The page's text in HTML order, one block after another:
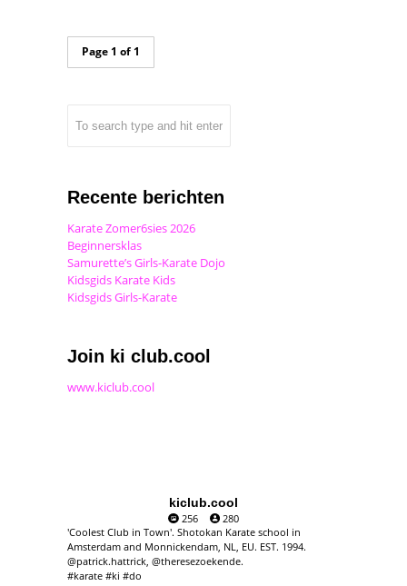
Page 1 of 1
Recente berichten
Karate Zomer6sies 2026
Beginnersklas
Samurette’s Girls-Karate Dojo
Kidsgids Karate Kids
Kidsgids Girls-Karate
Join ki club.cool
www.kiclub.cool
kiclub.cool
256
280
'Coolest Club in Town'. Shotokan Karate school in
Amsterdam and Monnickendam, NL, EU. EST. 1994.
@patrick.hattrick, @theresezoekende.
#karate #ki #do